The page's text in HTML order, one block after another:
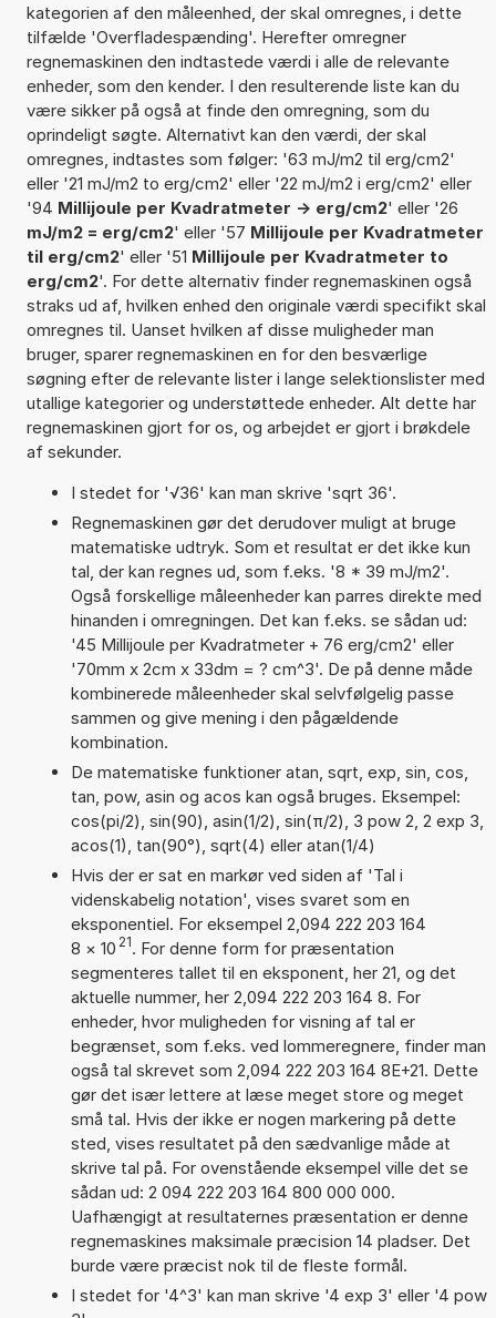
kategorien af den måleenhed, der skal omregnes, i dette
tilfælde 'Overfladespænding'. Herefter omregner
regnemaskinen den indtastede værdi i alle de relevante
enheder, som den kender. I den resulterende liste kan du
være sikker på også at finde den omregning, som du
oprindeligt søgte. Alternativt kan den værdi, der skal
omregnes, indtastes som følger: '63 mJ/m2 til erg/cm2'
eller '21 mJ/m2 to erg/cm2' eller '22 mJ/m2 i erg/cm2' eller
'94 Millijoule per Kvadratmeter -> erg/cm2' eller '26
mJ/m2 = erg/cm2' eller '57 Millijoule per Kvadratmeter
til erg/cm2' eller '51 Millijoule per Kvadratmeter to
erg/cm2'. For dette alternativ finder regnemaskinen også
straks ud af, hvilken enhed den originale værdi specifikt skal
omregnes til. Uanset hvilken af disse muligheder man
bruger, sparer regnemaskinen en for den besværlige
søgning efter de relevante lister i lange selektionslister med
utallige kategorier og understøttede enheder. Alt dette har
regnemaskinen gjort for os, og arbejdet er gjort i brøkdele
af sekunder.
I stedet for '√36' kan man skrive 'sqrt 36'.
Regnemaskinen gør det derudover muligt at bruge
matematiske udtryk. Som et resultat er det ikke kun
tal, der kan regnes ud, som f.eks. '8 * 39 mJ/m2'.
Også forskellige måleenheder kan parres direkte med
hinanden i omregningen. Det kan f.eks. se sådan ud:
'45 Millijoule per Kvadratmeter + 76 erg/cm2' eller
'70mm x 2cm x 33dm = ? cm^3'. De på denne måde
kombinerede måleenheder skal selvfølgelig passe
sammen og give mening i den pågældende
kombination.
De matematiske funktioner atan, sqrt, exp, sin, cos,
tan, pow, asin og acos kan også bruges. Eksempel:
cos(pi/2), sin(90), asin(1/2), sin(π/2), 3 pow 2, 2 exp 3,
acos(1), tan(90°), sqrt(4) eller atan(1/4)
Hvis der er sat en markør ved siden af 'Tal i
videnskabelig notation', vises svaret som en
eksponentiel. For eksempel 2,094 222 203 164
8 × 10 21. For denne form for præsentation
segmenteres tallet til en eksponent, her 21, og det
aktuelle nummer, her 2,094 222 203 164 8. For
enheder, hvor muligheden for visning af tal er
begrænset, som f.eks. ved lommeregnere, finder man
også tal skrevet som 2,094 222 203 164 8E+21. Dette
gør det især lettere at læse meget store og meget
små tal. Hvis der ikke er nogen markering på dette
sted, vises resultatet på den sædvanlige måde at
skrive tal på. For ovenstående eksempel ville det se
sådan ud: 2 094 222 203 164 800 000 000.
Uafhængigt at resultaternes præsentation er denne
regnemaskines maksimale præcision 14 pladser. Det
burde være præcist nok til de fleste formål.
I stedet for '4^3' kan man skrive '4 exp 3' eller '4 pow